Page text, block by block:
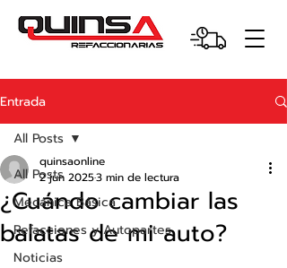
Entrada
All Posts
Mecánica Básica
Refacciones y Autopartes
Noticias
All Posts
¿Cuándo cambiar las
balatas de mi auto?
quinsaonline
2 jun 20253 min de lectura